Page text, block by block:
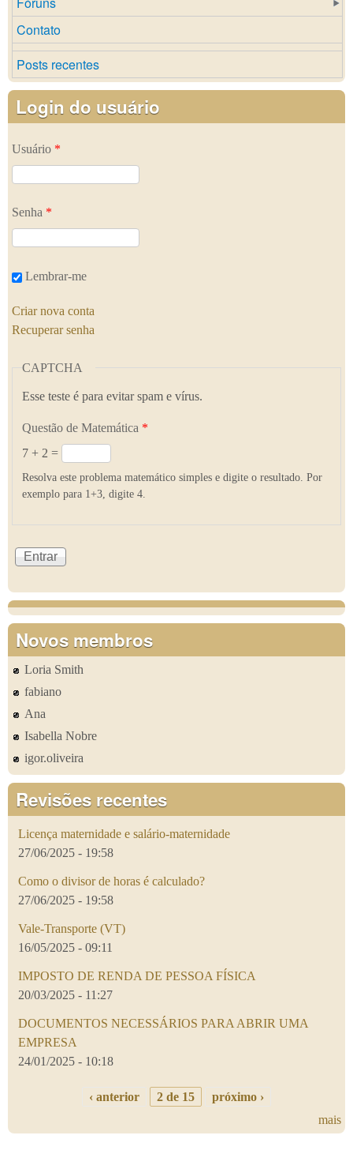
Contato
Posts recentes
Login do usuário
Usuário *
Senha *
Lembrar-me
Criar nova conta
Recuperar senha
CAPTCHA
Esse teste é para evitar spam e vírus.
Questão de Matemática *
7 + 2 =
Resolva este problema matemático simples e digite o resultado. Por
exemplo para 1+3, digite 4.
Novos membros
Loria Smith
fabiano
Ana
Isabella Nobre
igor.oliveira
Revisões recentes
Licença maternidade e salário-maternidade
27/06/2025 - 19:58
Como o divisor de horas é calculado?
27/06/2025 - 19:58
Vale-Transporte (VT)
16/05/2025 - 09:11
IMPOSTO DE RENDA DE PESSOA FÍSICA
20/03/2025 - 11:27
DOCUMENTOS NECESSÁRIOS PARA ABRIR UMA
EMPRESA
24/01/2025 - 10:18
‹ anterior 2 de 15
próximo ›
mais